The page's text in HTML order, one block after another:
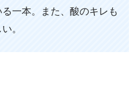
一本。また、酸のキレも
。